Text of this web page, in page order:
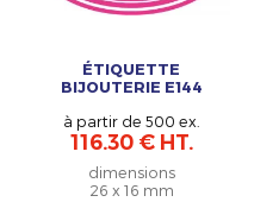
ÉTIQUETTE
BIJOUTERIE E144
à partir de 500 ex.
116.30 € HT.
dimensions
26 x 16 mm